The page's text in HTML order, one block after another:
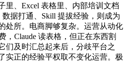
里、Excel 表格里、内部培训文档
据打通、Skill 提拔经验，则成为
处所。电商脚够复杂。运营从动化
，Claude 读表格，但正在东西割
们及时汇总起来后，分歧平台之
实正的经验平权取不变化运营。极